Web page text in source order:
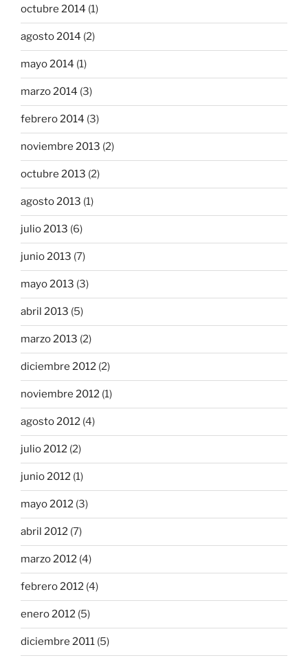
octubre 2014 (1)
agosto 2014 (2)
mayo 2014 (1)
marzo 2014 (3)
febrero 2014 (3)
noviembre 2013 (2)
octubre 2013 (2)
agosto 2013 (1)
julio 2013 (6)
junio 2013 (7)
mayo 2013 (3)
abril 2013 (5)
marzo 2013 (2)
diciembre 2012 (2)
noviembre 2012 (1)
agosto 2012 (4)
julio 2012 (2)
junio 2012 (1)
mayo 2012 (3)
abril 2012 (7)
marzo 2012 (4)
febrero 2012 (4)
enero 2012 (5)
diciembre 2011 (5)